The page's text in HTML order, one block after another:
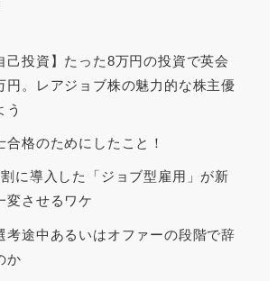
己投資】たった8万円の投資で英会
円。レアジョブ株の魅力的な株主優
う
合格のためにしたこと！
に導入した「ジョブ型雇用」が新
変させるワケ
考途中あるいはオファーの段階で辞
か